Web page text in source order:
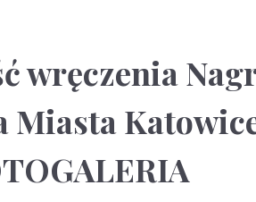
wręczenia
Miasta